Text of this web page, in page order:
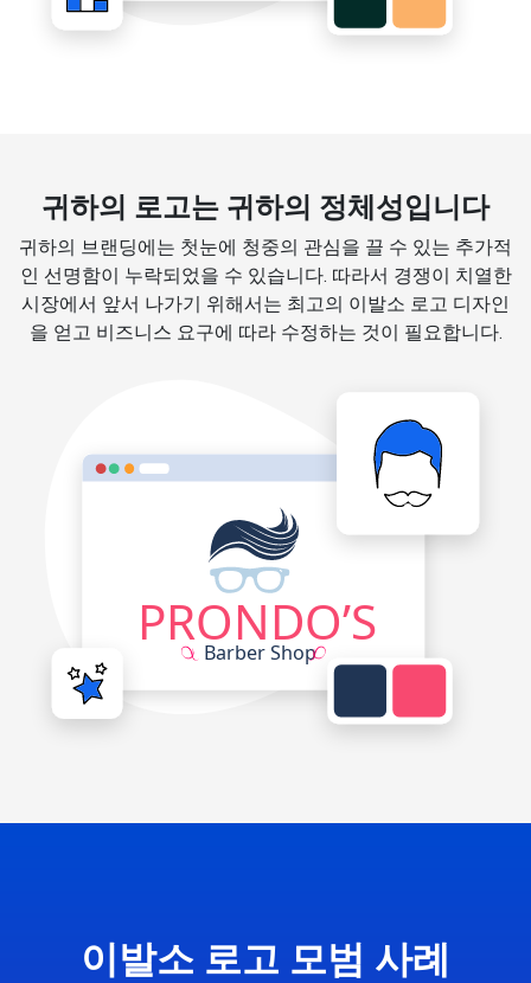
귀하의 로고는 귀하의 정체성입니다
귀하의 브랜딩에는 첫눈에 청중의 관심을 끌 수 있는 추가적
인 선명함이 누락되었을 수 있습니다. 따라서 경쟁이 치열한
시장에서 앞서 나가기 위해서는 최고의 이발소 로고 디자인
을 얻고 비즈니스 요구에 따라 수정하는 것이 필요합니다.
이발소 로고 모범 사례